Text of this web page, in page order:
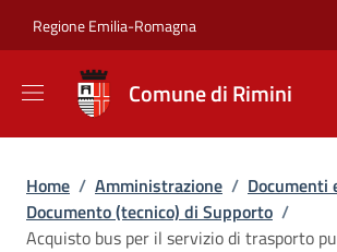
Regione Emilia-Romagna
Comune di Rimini
Briciole di pane
Home / Amministrazione / Documenti
Documento (tecnico) di Supporto /
Acquisto bus per il servizio di trasporto